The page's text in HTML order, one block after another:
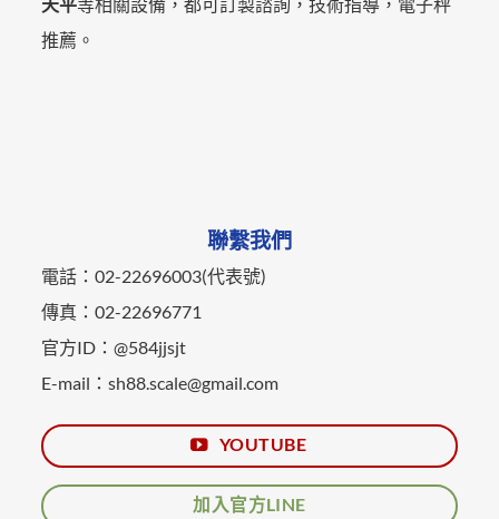
推薦。
聯繫我們
電話：02-22696003(代表號)
傳真：02-22696771
官方ID：@584jjsjt
E-mail：sh88.scale@gmail.com
YOUTUBE
加入官方LINE